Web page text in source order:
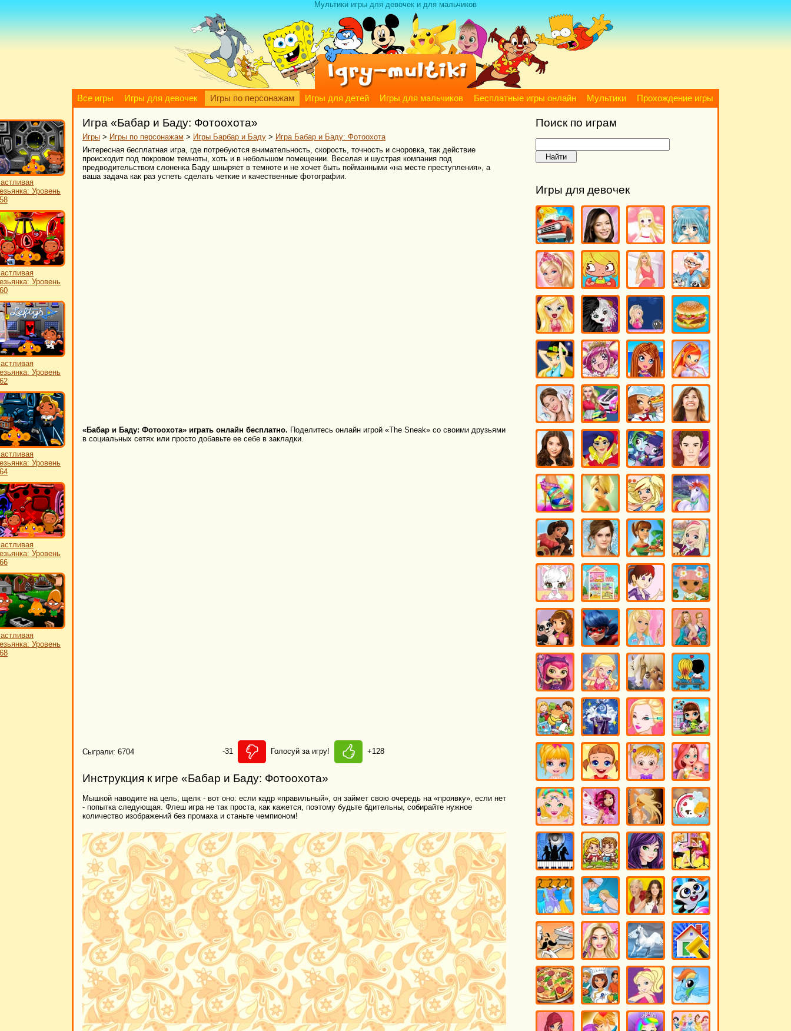
Мультики игры для девочек и для мальчиков
Все игры Игры для девочек Игры по персонажам Игры для детей Игры для мальчиков Бесплатные игры онлайн Мультики Прохождение игры
Уровень
Уровень
Уровень
Уровень
Уровень
Уровень
Игра «Бабар и Баду: Фотоохота»
Игры > Игры по персонажам > Игры Барбар и Баду > Игра Бабар и Баду: Фотоохота
Интересная бесплатная игра, где потребуются внимательность, скорость, точность и сноровка, так действие
происходит под покровом темноты, хоть и в небольшом помещении. Веселая и шустрая компания под
предводительством слоненка Баду шныряет в темноте и не хочет быть пойманными «на месте преступления», а
ваша задача как раз успеть сделать четкие и качественные фотографии.
«Бабар и Баду: Фотоохота» играть онлайн бесплатно. Поделитесь онлайн игрой «The Sneak» со своими друзьями
в социальных сетях или просто добавьте ее себе в закладки.
Сыграли: 6704 -31 Голосуй за игру! +128
Инструкция к игре «Бабар и Баду: Фотоохота»
Мышкой наводите на цель, щелк - вот оно: если кадр «правильный», он займет свою очередь на «проявку», если нет
- попытка следующая. Флеш игра не так проста, как кажется, поэтому будьте бдительны, собирайте нужное
количество изображений без промаха и станьте чемпионом!
Поиск по играм
Игры для девочек